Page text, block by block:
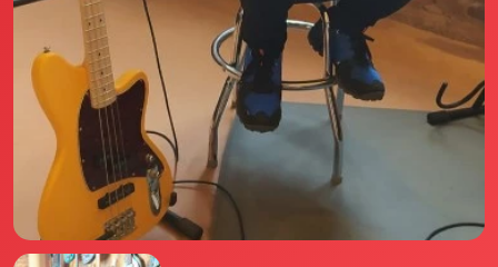
Quanto costa Club di Più
Love Academy
Domande Frequenti
Impegno Sociale
Le nostre sedi
Facebook
YouTube